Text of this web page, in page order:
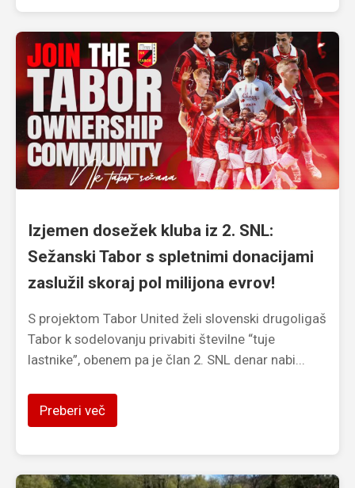
Izjemen dosežek kluba iz 2. SNL:
Sežanski Tabor s spletnimi donacijami
zaslužil skoraj pol milijona evrov!
S projektom Tabor United želi slovenski drugoligaš
Tabor k sodelovanju privabiti številne “tuje
lastnike”, obenem pa je član 2. SNL denar nabi...
Preberi več